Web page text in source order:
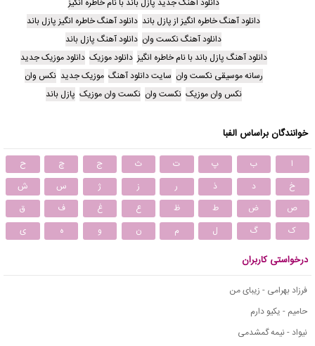
دانلود آهنگ خاطره انگیز از پازل باند دانلود آهنگ خاطره انگیز پازل باند
دانلود آهنگ نکست وان دانلود آهنگ پازل باند
دانلود آهنگ پازل باند با نام خاطره انگیز دانلود موزیک دانلود موزیک جدید
رسانه موسیقی نکست وان سایت دانلود آهنگ موزیک جدید نکس وان
نکس وان موزیک نکست وان نکست وان موزیک پازل باند
خوانندگان براساس الفبا
ا ب پ ت ث ج چ
ح
خ
د ذ ر ز ژ س
ش
ص
ض ط ظ ع غ ف
ق
ک
گ ل م ن و ه ی
درخواستی کاربران
فرزاد بهرامی - زیبای من
حامیم - یکیو دارم
نیواد - نیمه گمشدمی